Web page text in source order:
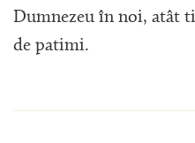
Dumnezeu în noi, atât
de patimi.